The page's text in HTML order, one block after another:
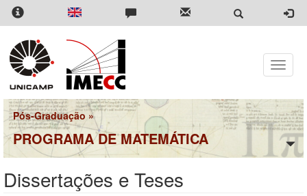
Pular
para
conteúdo
principal
Toggle
Pós-Graduação »
PROGRAMA DE MATEMÁTICA
Dissertações e Teses